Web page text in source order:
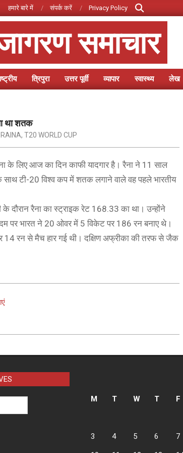
हमारे बारे में संपर्क करें Privacy Policy
Search
समाचार
Primary
त्रिपुरा उत्तर पूर्वी व्यापार स्वास्थ्य लेख
था शतक
, T20 WORLD CUP
के लिए आज का दिन काफी यादगार है। रैना ने 11 साल
टी-20 विश्व कप में शतक लगाने वाले वह पहले भारतीय
दौरान रैना का स्ट्राइक रेट 168.33 का था। उन्होंने
पर भारत ने 20 ओवर में 5 विकेट पर 186 रन बनाए थे।
14 रन से मैच हार गई थी। दक्षिण अफ्रीका की तरफ से जैक
M
T W T F
3 4 5 6 7